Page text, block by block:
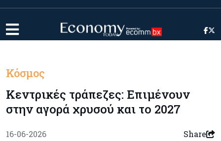
Κόσμος
Κεντρικές τράπεζες: Επιμένουν
στην αγορά χρυσού και το 2027
16-06-2026 Share